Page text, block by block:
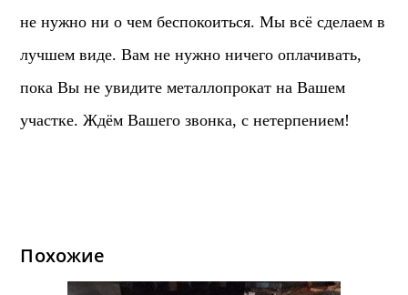
не нужно ни о чем беспокоиться. Мы всё сделаем в
лучшем виде. Вам не нужно ничего оплачивать,
пока Вы не увидите металлопрокат на Вашем
участке. Ждём Вашего звонка, с нетерпением!
Похожие